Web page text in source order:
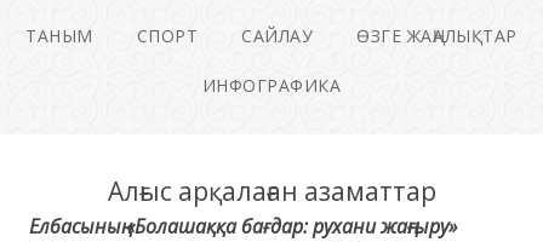
ТАНЫМ СПОРТ САЙЛАУ ӨЗГЕ ЖАҢАЛЫҚТАР
ИНФОГРАФИКА
Алғыс арқалаған азаматтар
Елбасының «Болашаққа бағдар: рухани жаңғыру»